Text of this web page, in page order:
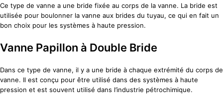
Ce type de vanne a une bride fixée au corps de la vanne. La bride est
utilisée pour boulonner la vanne aux brides du tuyau, ce qui en fait un
bon choix pour les systèmes à haute pression.
Vanne Papillon à Double Bride
Dans ce type de vanne, il y a une bride à chaque extrémité du corps de
vanne. Il est conçu pour être utilisé dans des systèmes à haute
pression et est souvent utilisé dans l’industrie pétrochimique.